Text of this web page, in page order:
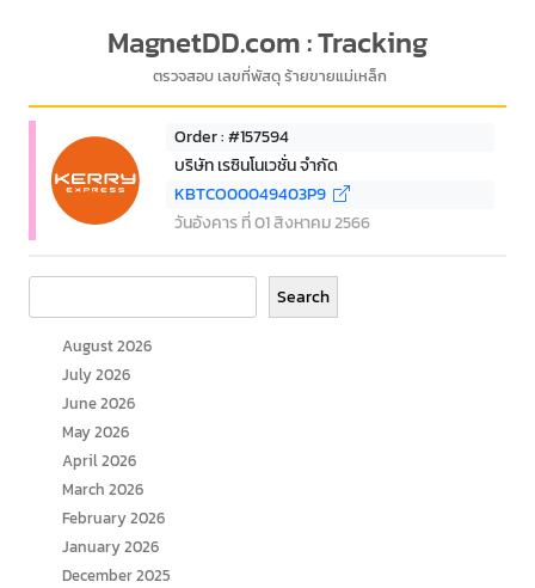
MagnetDD.com : Tracking
ตรวจสอบ เลขที่พัสดุ ร้ายขายแม่เหล็ก
Order : #157594
บริษัท เรซินโนเวชั่น จำกัด
KBTCO00049403P9
วันอังคาร ที่ 01 สิงหาคม 2566
Search
August 2026
July 2026
June 2026
May 2026
April 2026
March 2026
February 2026
January 2026
December 2025